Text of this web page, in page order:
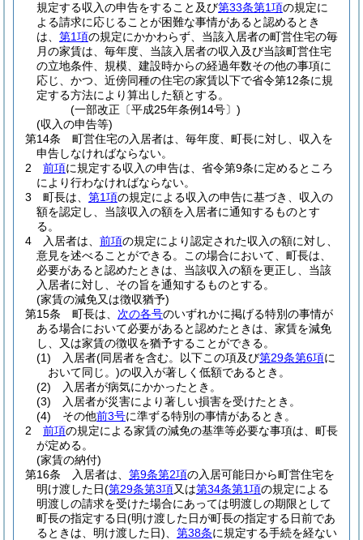
規定する収入の申告をすること及び第33条第1項の規定に
よる請求に応じることが困難な事情があると認めるとき
は、 第1項の規定にかかわらず、当該入居者の町営住宅の毎
月の家賃は、毎年度、当該入居者の収入及び当該町営住宅
の立地条件、規模、建設時からの経過年数その他の事項に
応じ、かつ、近傍同種の住宅の家賃以下で省令第12条に規
定する方法により算出した額とする。
(一部改正〔平成25年条例14号〕)
(収入の申告等)
第14条
町営住宅の入居者は、毎年度、町長に対し、収入を
申告しなければならない。
2
前項に規定する収入の申告は、省令第9条に定めるところ
により行わなければならない。
3
町長は、 第1項の規定による収入の申告に基づき、収入の
額を認定し、当該収入の額を入居者に通知するものとす
る。
4
入居者は、 前項の規定により認定された収入の額に対し、
意見を述べることができる。
この場合において、町長は、
必要があると認めたときは、当該収入の額を更正し、当該
入居者に対し、その旨を通知するものとする。
(家賃の減免又は徴収猶予)
第15条
町長は、 次の各号のいずれかに掲げる特別の事情が
ある場合において必要があると認めたときは、家賃を減免
し、又は家賃の徴収を猶予することができる。
(1)
入居者(同居者を含む。以下この項及び第29条第6項に
おいて同じ。)の収入が著しく低額であるとき。
(2)
入居者が病気にかかったとき。
(3)
入居者が災害により著しい損害を受けたとき。
(4)
その他前3号に準ずる特別の事情があるとき。
2
前項の規定による家賃の減免の基準等必要な事項は、町長
が定める。
(家賃の納付)
第16条
入居者は、 第9条第2項の入居可能日から町営住宅を
明け渡した日(第29条第3項又は第34条第1項の規定による
明渡しの請求を受けた場合にあっては明渡しの期限として
町長の指定する日(明け渡した日が町長の指定する日前であ
るときは、明け渡した日)
第38条に規定する手続を経ない